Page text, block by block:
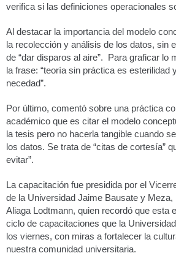
verifica si las definiciones operacionales
Al destacar la importancia del modelo
la recolección y análisis de los datos, sin
de “dar disparos al aire”. Para graficar lo
la frase: “teoría sin práctica es esterilidad
necedad”.
Por último, comentó sobre una práctica
académico que es citar el modelo
la tesis pero no hacerla tangible cuando
los datos. Se trata de “citas de cortesía”
evitar”.
La capacitación fue presidida por el
de la Universidad Jaime Bausate y Meza,
Aliaga Lodtmann, quien recordó que esta
ciclo de capacitaciones que la
los viernes, con miras a fortalecer la
nuestra comunidad universitaria.